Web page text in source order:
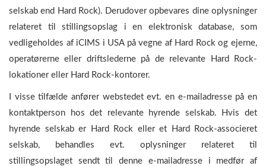
selskab end Hard Rock). Derudover opbevares dine oplysninger
relateret til stillingsopslag i en elektronisk database, som
vedligeholdes af iCIMS i USA på vegne af Hard Rock og ejerne,
operatørerne eller driftslederne på de relevante Hard Rock-
lokationer eller Hard Rock-kontorer.
I visse tilfælde anfører webstedet evt. en e-mailadresse på en
kontaktperson hos det relevante hyrende selskab. Hvis det
hyrende selskab er Hard Rock eller et Hard Rock-associeret
selskab, behandles evt. oplysninger relateret til
stillingsopslaget sendt til denne e-mailadresse i medfør af